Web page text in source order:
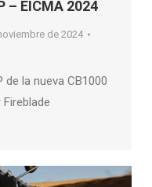
– EICMA 2024
de 2024
la nueva CB1000